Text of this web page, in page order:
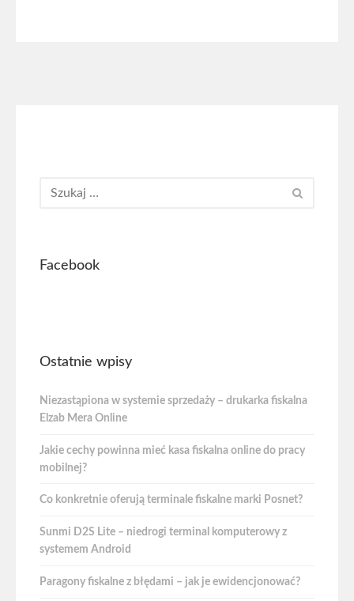
Facebook
Ostatnie wpisy
Niezastąpiona w systemie sprzedaży – drukarka fiskalna
Elzab Mera Online
Jakie cechy powinna mieć kasa fiskalna online do pracy
mobilnej?
Co konkretnie oferują terminale fiskalne marki Posnet?
Sunmi D2S Lite – niedrogi terminal komputerowy z
systemem Android
Paragony fiskalne z błędami – jak je ewidencjonować?